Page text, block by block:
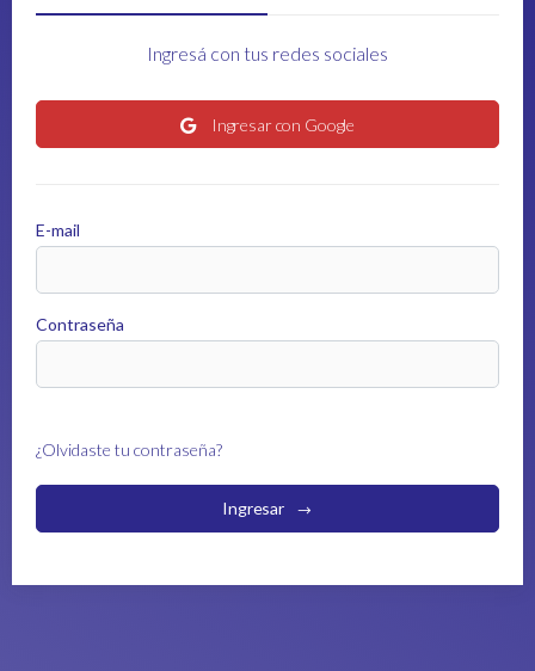
Ingresá con tus redes sociales
Ingresar con Google
E-mail
Contraseña
Ingresar
¿Olvidaste tu contraseña?